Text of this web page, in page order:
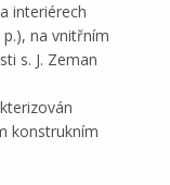
interiérech
na vnitřním
s. J. Zeman
konstrukním